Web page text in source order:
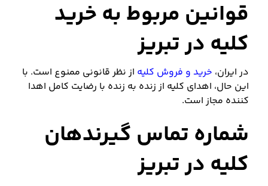
قوانین مربوط به خرید
کلیه در تبریز
در ایران، خرید و فروش کلیه از نظر قانونی ممنوع است. با
این حال، اهدای کلیه از زنده به زنده با رضایت کامل اهدا
کننده مجاز است.
شماره تماس گیرندهان
کلیه در تبریز